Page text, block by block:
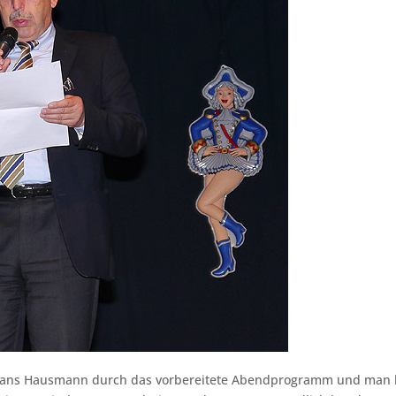
Hausmann durch das vorbereitete Abendprogramm und man